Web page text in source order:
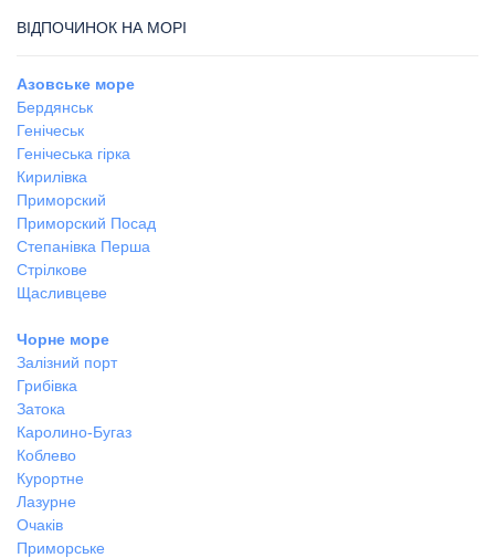
ВІДПОЧИНОК НА МОРІ
Азовське море
Бердянськ
Генічеськ
Генічеська гірка
Кирилівка
Приморский
Приморский Посад
Степанівка Перша
Стрілкове
Щасливцеве
Чорне море
Залізний порт
Грибівка
Затока
Каролино-Бугаз
Коблево
Курортне
Лазурне
Очаків
Приморське